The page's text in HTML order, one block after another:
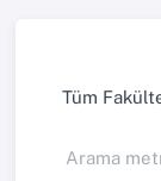
Tüm